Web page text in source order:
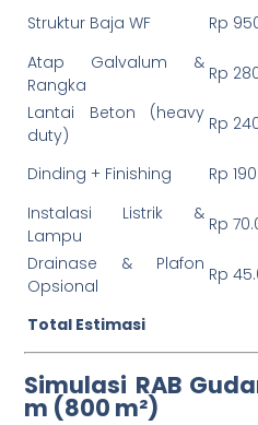
Struktur Baja WF
Rp
Atap Galvalum &
Rangka
Rp
Lantai Beton (heavy
duty)
Rp
Dinding + Finishing
Rp
Instalasi Listrik &
Lampu
Rp
Drainase & Plafon
Opsional
Rp
Total Estimasi
Simulasi RAB
m (800 m²)